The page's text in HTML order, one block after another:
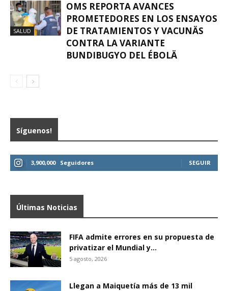
SALUD
OMS REPORTA AVANCES
PROMETEDORES EN LOS ENSAYOS
DE TRATAMIENTOS Y VACUNÄS
CONTRA LA VARIANTE
BUNDIBUGYO DEL ÉBOLÄ
Síguenos!
3,900,000 Seguidores SEGUIR
Últimas Noticias
FIFA admite errores en su propuesta de
privatizar el Mundial y...
5 agosto, 2026
Llegan a Maiquetía más de 13 mil